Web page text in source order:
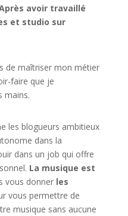
avoir travaillé
et studio sur
de maîtriser mon métier
faire que je
mains.
les blogueurs ambitieux
dans la
dans un job qui offre
La musique est
vous donner les
vous permettre de
musique sans aucune